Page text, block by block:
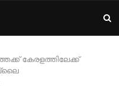
കേരളത്തിലേക്ക്